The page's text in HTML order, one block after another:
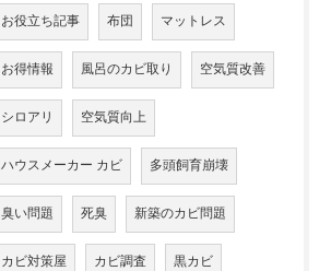
お役立ち記事 布団 マットレス
お得情報 風呂のカビ取り 空気質改善
シロアリ 空気質向上
ハウスメーカー カビ 多頭飼育崩壊
臭い問題 死臭 新築のカビ問題
カビ対策屋 カビ調査 黒カビ